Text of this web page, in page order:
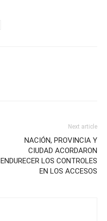
Next article
NACIÓN, PROVINCIA Y
CIUDAD ACORDARON
ENDURECER LOS CONTROLES
EN LOS ACCESOS